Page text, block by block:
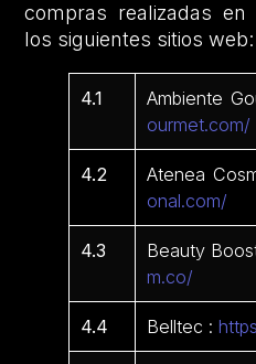
compras realizadas
los siguientes sitios web:
4.1 Ambiente
ourmet.com/
4.2 Atenea
onal.com/
4.3 Beauty
m.co/
4.4 Belltec :